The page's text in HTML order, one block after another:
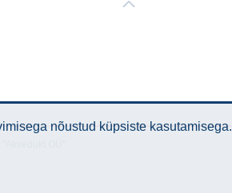
nõustud küpsiste kasutamisega.